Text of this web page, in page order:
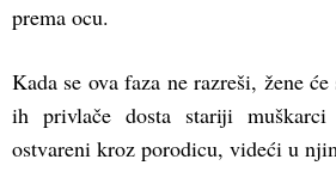
prema ocu.
Kada se ova faza ne razreši, žene
ih privlače dosta stariji
ostvareni kroz porodicu, videći u